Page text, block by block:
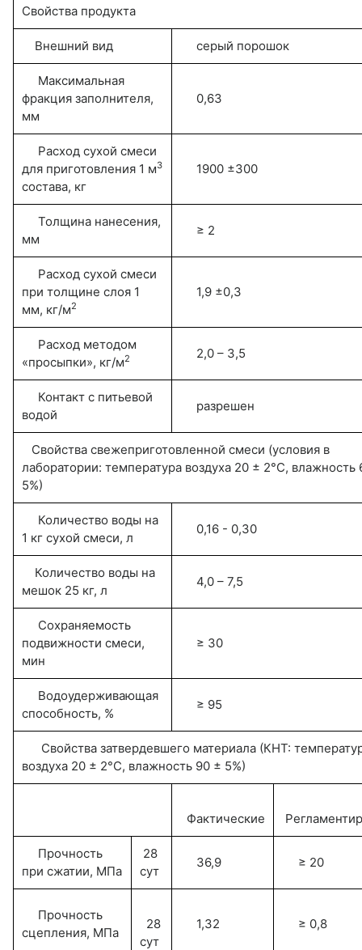
Свойства продукта
Внешний вид серый порошок
Максимальная
фракция заполнителя,
мм
0,63
Расход сухой смеси
для приготовления 1 м3
состава, кг
1900 ±300
Толщина нанесения,
мм
≥ 2
Расход сухой смеси
при толщине слоя 1
мм, кг/м2
1,9 ±0,3
Расход методом
«просыпки», кг/м2 2,0 – 3,5
Контакт с питьевой
водой
разрешен
Свойства свежеприготовленной смеси (условия в
лаборатории: температура воздуха 20 ± 2°С, влажность
5%)
Количество воды на
1 кг сухой смеси, л
0,16 - 0,30
Количество воды на
мешок 25 кг, л
4,0 – 7,5
Сохраняемость
подвижности смеси,
мин
≥ 30
Водоудерживающая
способность, %
≥ 95
Свойства затвердевшего материала (КНТ:
воздуха 20 ± 2°С, влажность 90 ± 5%)
Фактические
Прочность
при сжатии, МПа
28
сут
36,9 ≥ 20
Прочность
сцепления, МПа
28
сут
1,32 ≥ 0,8